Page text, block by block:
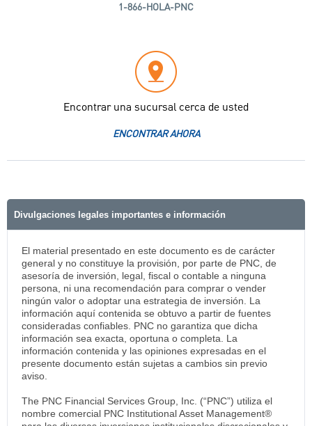
1-866-HOLA-PNC
Encontrar una sucursal cerca de usted
ENCONTRAR AHORA
Divulgaciones legales importantes e información
El material presentado en este documento es de carácter
general y no constituye la provisión, por parte de PNC, de
asesoría de inversión, legal, fiscal o contable a ninguna
persona, ni una recomendación para comprar o vender
ningún valor o adoptar una estrategia de inversión. La
información aquí contenida se obtuvo a partir de fuentes
consideradas confiables. PNC no garantiza que dicha
información sea exacta, oportuna o completa. La
información contenida y las opiniones expresadas en el
presente documento están sujetas a cambios sin previo
aviso.
The PNC Financial Services Group, Inc. (“PNC”) utiliza el
nombre comercial PNC Institutional Asset Management®